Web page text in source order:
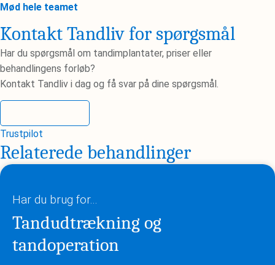
Mød hele teamet
Kontakt Tandliv for spørgsmål
Har du spørgsmål om tandimplantater, priser eller
behandlingens forløb?
Kontakt Tandliv i dag og få svar på dine spørgsmål.
Trustpilot
Relaterede behandlinger
Har du brug for...
Tandudtrækning og
tandoperation